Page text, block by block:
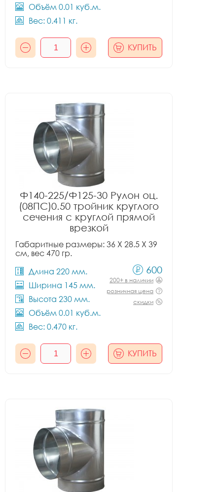
Объём 0.01 куб.м.
Вес: 0.411 кг.
КУПИТЬ
Ф140-225/Ф125-30 Рулон оц.
(08ПС)0.50 тройник круглого
сечения с круглой прямой
врезкой
Габаритные размеры: 36 X 28.5 X 39
см, вес 470 гр.
Длина 220 мм.
Ширина 145 мм.
Высота 230 мм.
Объём 0.01 куб.м.
Вес: 0.470 кг.
600
200+ в наличии
розничная цена
скидки
КУПИТЬ